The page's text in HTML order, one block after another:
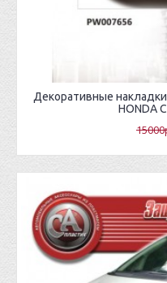
Декоративные
HONDA